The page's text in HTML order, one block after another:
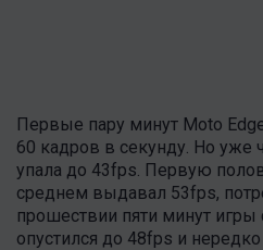
Первые пару минут Moto
60 кадров в секунду. Но уже
упала до 43fps. Первую
среднем выдавал 53fps,
прошествии пяти минут игры
опустился до 48fps и